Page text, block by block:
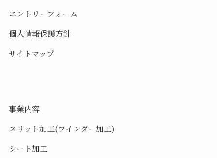
エントリーフォーム
個人情報保護方針
サイトマップ
事業内容
スリット加工(ワインダー加工)
シート加工